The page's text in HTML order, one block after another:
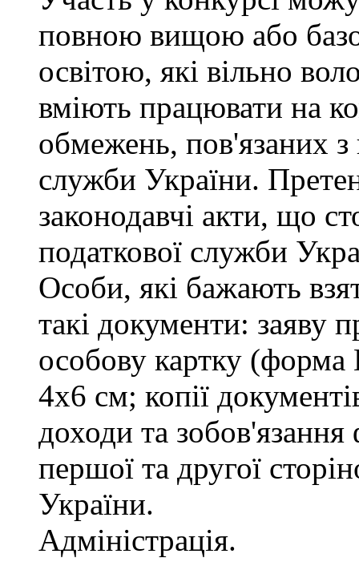
повною вищою або
освітою, які вільно
вміють працювати на
обмежень, пов'язаних
служби України.
законодавчі акти, що
податкової служби
Особи, які бажають
такі документи: заяву
особову картку
4х6 см; копії
доходи та зобов'язання
першої та другої
України.
Адміністрація.